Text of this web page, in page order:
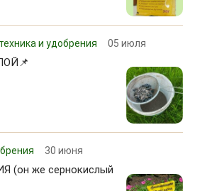
и удобрения 05 июля
30 июня
(он же сернокислый